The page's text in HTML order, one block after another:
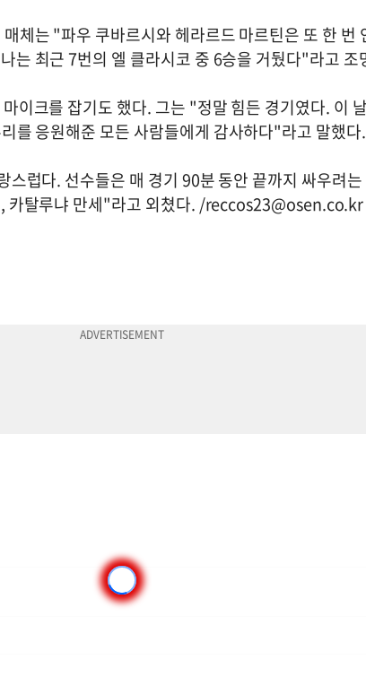
체는 "파우 쿠바르시와 헤라르드 마르틴은 또 한 번
는 최근 7번의 엘 클라시코 중 6승을 거뒀다"라고 조
이크를 잡기도 했다. 그는 "정말 힘든 경기였다. 이
를 응원해준 모든 사람들에게 감사하다"라고 말했다.
스럽다. 선수들은 매 경기 90분 동안 끝까지 싸우려
카탈루냐 만세"라고 외쳤다. /reccos23@osen.co.kr